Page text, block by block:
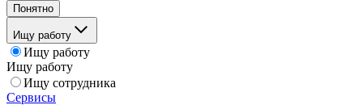
Понятно
Ищу работу
Ищу работу
Ищу работу
Ищу сотрудника
Сервисы